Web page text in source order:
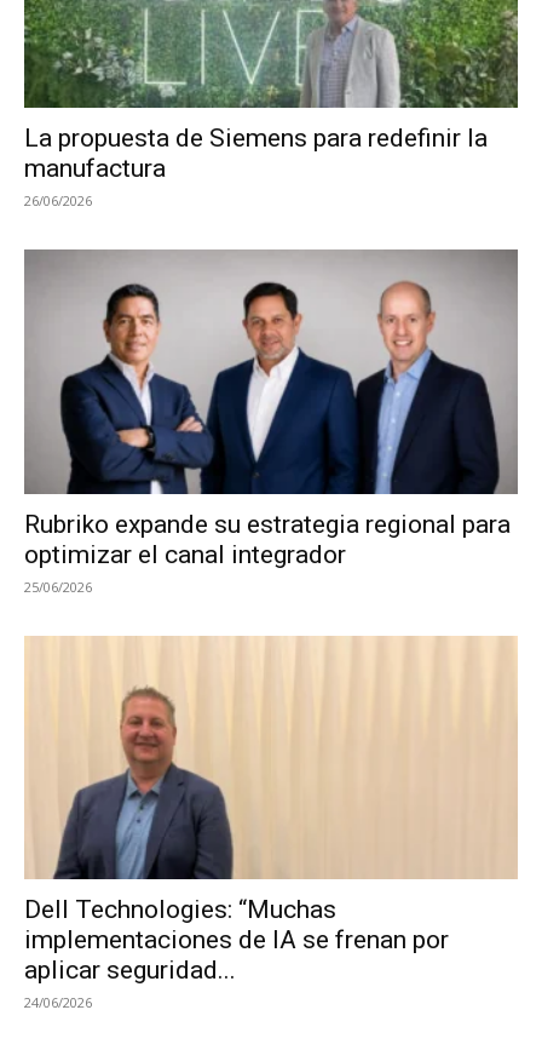
La propuesta de Siemens para redefinir la
manufactura
26/06/2026
Rubriko expande su estrategia regional para
optimizar el canal integrador
25/06/2026
Dell Technologies: “Muchas
implementaciones de IA se frenan por
aplicar seguridad...
24/06/2026